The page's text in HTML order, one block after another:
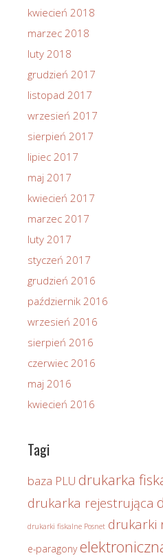
kwiecień 2018
marzec 2018
luty 2018
grudzień 2017
listopad 2017
wrzesień 2017
sierpień 2017
lipiec 2017
maj 2017
kwiecień 2017
marzec 2017
luty 2017
styczeń 2017
grudzień 2016
październik 2016
wrzesień 2016
sierpień 2016
czerwiec 2016
maj 2016
kwiecień 2016
Tagi
baza PLU drukarka
drukarka rejestrująca
drukarki fiskalne Posnet drukarki
e-paragony